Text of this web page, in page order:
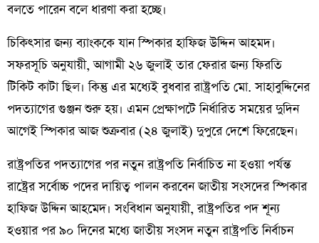
বলতে পারেন বলে ধারণা করা হচ্ছে।
চিকিৎসার জন্য ব্যাংককে যান স্পিকার হাফিজ উদ্দিন আহমদ।
সফরসূচি অনুযায়ী, আগামী ২৬ জুলাই তার ফেরার জন্য ফিরতি
টিকিট কাটা ছিল। কিন্তু এর মধ্যেই বুধবার রাষ্ট্রপতি মো. সাহাবুদ্দিনের
পদত্যাগের গুঞ্জন শুরু হয়। এমন প্রেক্ষাপটে নির্ধারিত সময়ের দুদিন
আগেই স্পিকার আজ শুক্রবার (২৪ জুলাই) দুপুরে দেশে ফিরেছেন।
রাষ্ট্রপতির পদত্যাগের পর নতুন রাষ্ট্রপতি নির্বাচিত না হওয়া পর্যন্ত
রাষ্ট্রের সর্বোচ্চ পদের দায়িত্ব পালন করবেন জাতীয় সংসদের স্পিকার
হাফিজ উদ্দিন আহমেদ। সংবিধান অনুযায়ী, রাষ্ট্রপতির পদ শূন্য
হওয়ার পর ৯০ দিনের মধ্যে জাতীয় সংসদ নতুন রাষ্ট্রপতি নির্বাচন